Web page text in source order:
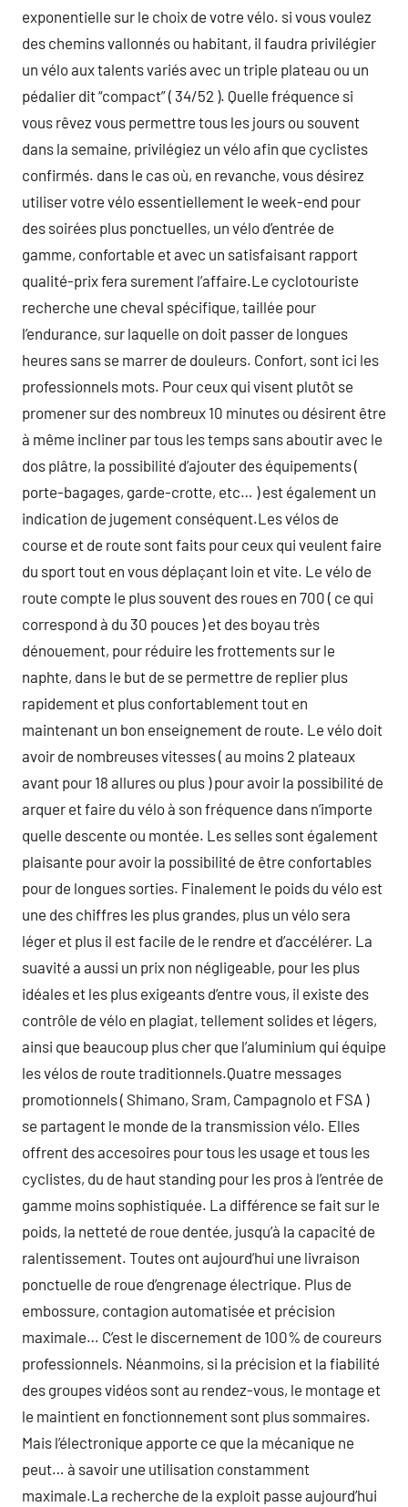
exponentielle sur le choix de votre vélo. si vous voulez
des chemins vallonnés ou habitant, il faudra privilégier
un vélo aux talents variés avec un triple plateau ou un
pédalier dit “compact” ( 34/52 ). Quelle fréquence si
vous rêvez vous permettre tous les jours ou souvent
dans la semaine, privilégiez un vélo afin que cyclistes
confirmés. dans le cas où, en revanche, vous désirez
utiliser votre vélo essentiellement le week-end pour
des soirées plus ponctuelles, un vélo d’entrée de
gamme, confortable et avec un satisfaisant rapport
qualité-prix fera surement l’affaire.Le cyclotouriste
recherche une cheval spécifique, taillée pour
l’endurance, sur laquelle on doit passer de longues
heures sans se marrer de douleurs. Confort, sont ici les
professionnels mots. Pour ceux qui visent plutôt se
promener sur des nombreux 10 minutes ou désirent être
à même incliner par tous les temps sans aboutir avec le
dos plâtre, la possibilité d’ajouter des équipements (
porte-bagages, garde-crotte, etc… ) est également un
indication de jugement conséquent.Les vélos de
course et de route sont faits pour ceux qui veulent faire
du sport tout en vous déplaçant loin et vite. Le vélo de
route compte le plus souvent des roues en 700 ( ce qui
correspond à du 30 pouces ) et des boyau très
dénouement, pour réduire les frottements sur le
naphte, dans le but de se permettre de replier plus
rapidement et plus confortablement tout en
maintenant un bon enseignement de route. Le vélo doit
avoir de nombreuses vitesses ( au moins 2 plateaux
avant pour 18 allures ou plus ) pour avoir la possibilité de
arquer et faire du vélo à son fréquence dans n’importe
quelle descente ou montée. Les selles sont également
plaisante pour avoir la possibilité de être confortables
pour de longues sorties. Finalement le poids du vélo est
une des chiffres les plus grandes, plus un vélo sera
léger et plus il est facile de le rendre et d’accélérer. La
suavité a aussi un prix non négligeable, pour les plus
idéales et les plus exigeants d’entre vous, il existe des
contrôle de vélo en plagiat, tellement solides et légers,
ainsi que beaucoup plus cher que l’aluminium qui équipe
les vélos de route traditionnels.Quatre messages
promotionnels ( Shimano, Sram, Campagnolo et FSA )
se partagent le monde de la transmission vélo. Elles
offrent des accesoires pour tous les usage et tous les
cyclistes, du de haut standing pour les pros à l’entrée de
gamme moins sophistiquée. La différence se fait sur le
poids, la netteté de roue dentée, jusqu’à la capacité de
ralentissement. Toutes ont aujourd’hui une livraison
ponctuelle de roue d’engrenage électrique. Plus de
embossure, contagion automatisée et précision
maximale… C’est le discernement de 100% de coureurs
professionnels. Néanmoins, si la précision et la fiabilité
des groupes vidéos sont au rendez-vous, le montage et
le maintient en fonctionnement sont plus sommaires.
Mais l’électronique apporte ce que la mécanique ne
peut… à savoir une utilisation constamment
maximale.La recherche de la exploit passe aujourd’hui